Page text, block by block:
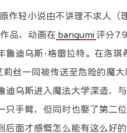
作轻小说由不讲理不求人（
品，动画在 bangumi 评分
迪乌斯·格雷拉特。在洛
丝一同被传送至危险的魔
乌斯进入魔法大学深造，
手臂，但同时也娶了第二
面才感慨怎么能有这么好